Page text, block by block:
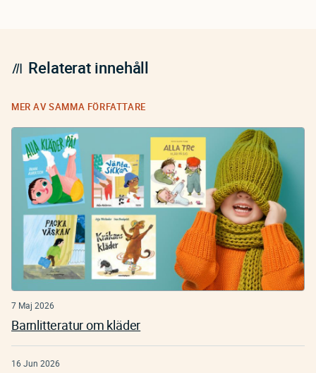
Relaterat innehåll
MER AV SAMMA FÖRFATTARE
7 Maj 2026
Barnlitteratur om kläder
16 Jun 2026